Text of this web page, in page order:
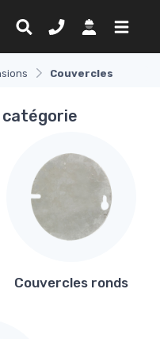
Couvercles
catégorie
Couvercles ronds